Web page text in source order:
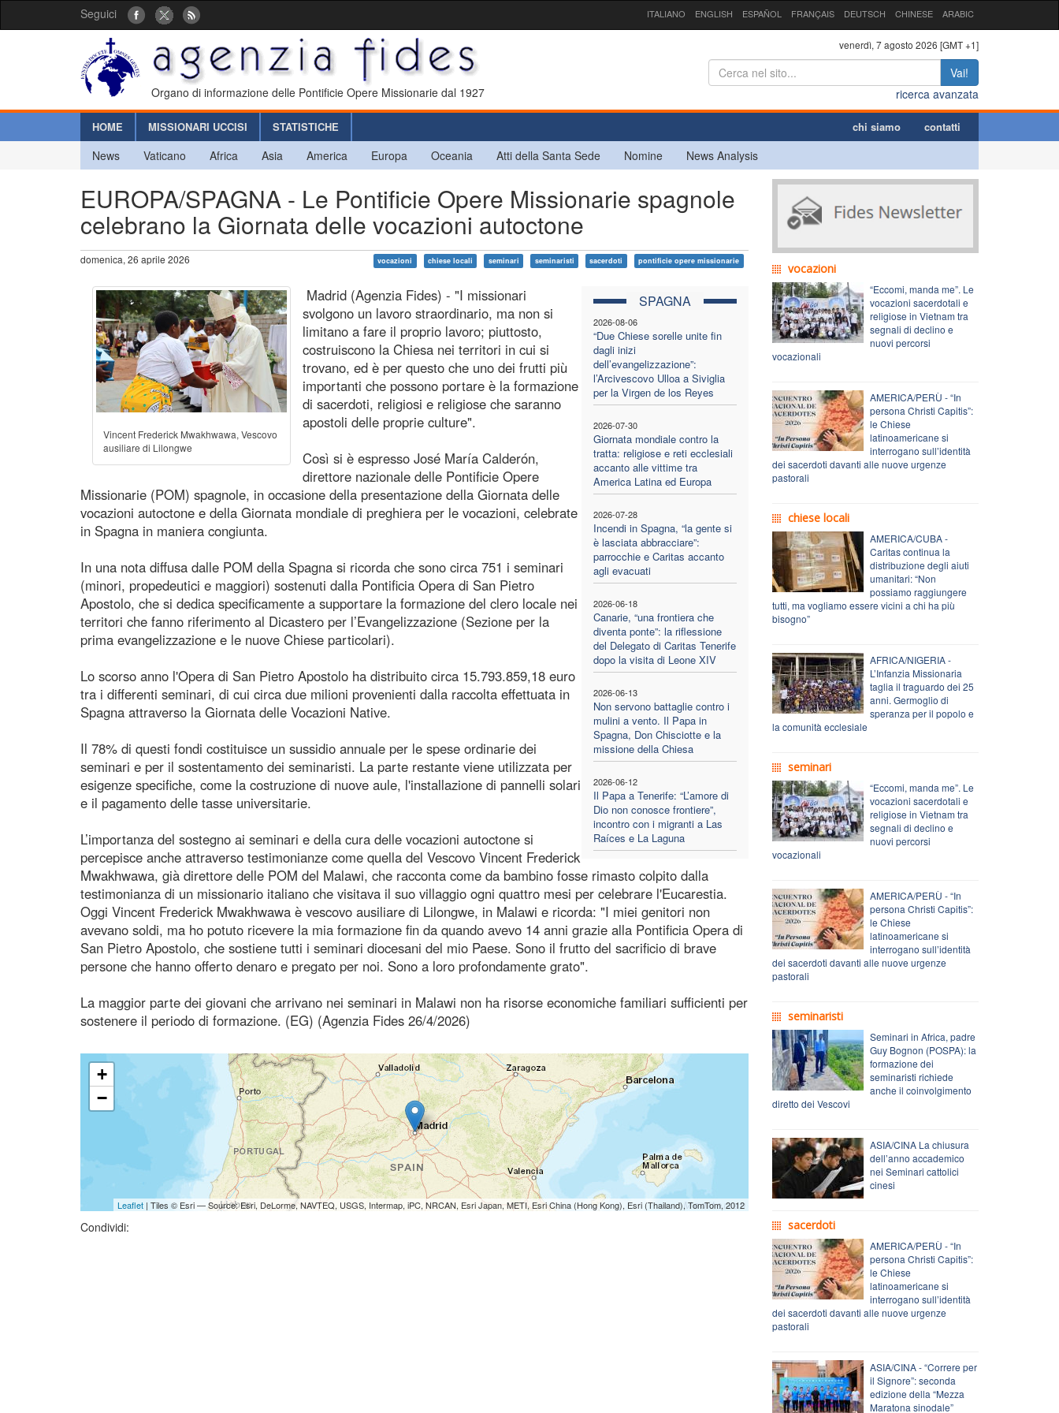
Seguici ITALIANO ENGLISH ESPAÑOL FRANÇAIS DEUTSCH CHINESE ARABIC
Organo di informazione delle Pontificie Opere Missionarie dal 1927
venerdì, 7 agosto 2026 [GMT +1]
Vai!
ricerca avanzata
HOME MISSIONARI UCCISI STATISTICHE chi siamo contatti
News Vaticano Africa Asia America Europa Oceania Atti della Santa Sede Nomine News Analysis
EUROPA/SPAGNA - Le Pontificie Opere Missionarie spagnole
celebrano la Giornata delle vocazioni autoctone
domenica, 26 aprile 2026 vocazioni chiese locali seminari seminaristi sacerdoti pontificie opere missionarie
Vincent Frederick Mwakhwawa, Vescovo
ausiliare di Lilongwe
SPAGNA
2026-08-06
“Due Chiese sorelle unite fin
dagli inizi
dell’evangelizzazione”:
l’Arcivescovo Ulloa a Siviglia
per la Virgen de los Reyes
2026-07-30
Giornata mondiale contro la
tratta: religiose e reti ecclesiali
accanto alle vittime tra
America Latina ed Europa
2026-07-28
Incendi in Spagna, “la gente si
è lasciata abbracciare”:
parrocchie e Caritas accanto
agli evacuati
2026-06-18
Canarie, “una frontiera che
diventa ponte”: la riflessione
del Delegato di Caritas Tenerife
dopo la visita di Leone XIV
2026-06-13
Non servono battaglie contro i
mulini a vento. Il Papa in
Spagna, Don Chisciotte e la
missione della Chiesa
2026-06-12
Il Papa a Tenerife: “L’amore di
Dio non conosce frontiere”,
incontro con i migranti a Las
Raíces e La Laguna
Madrid (Agenzia Fides) - "I missionari
svolgono un lavoro straordinario, ma non si
limitano a fare il proprio lavoro; piuttosto,
costruiscono la Chiesa nei territori in cui si
trovano, ed è per questo che uno dei frutti più
importanti che possono portare è la formazione
di sacerdoti, religiosi e religiose che saranno
apostoli delle proprie culture".
Così si è espresso José María Calderón,
direttore nazionale delle Pontificie Opere
Missionarie (POM) spagnole, in occasione della presentazione della Giornata delle
vocazioni autoctone e della Giornata mondiale di preghiera per le vocazioni, celebrate
in Spagna in maniera congiunta.
In una nota diffusa dalle POM della Spagna si ricorda che sono circa 751 i seminari
(minori, propedeutici e maggiori) sostenuti dalla Pontificia Opera di San Pietro
Apostolo, che si dedica specificamente a supportare la formazione del clero locale nei
territori che fanno riferimento al Dicastero per l’Evangelizzazione (Sezione per la
prima evangelizzazione e le nuove Chiese particolari).
Lo scorso anno l'Opera di San Pietro Apostolo ha distribuito circa 15.793.859,18 euro
tra i differenti seminari, di cui circa due milioni provenienti dalla raccolta effettuata in
Spagna attraverso la Giornata delle Vocazioni Native.
Il 78% di questi fondi costituisce un sussidio annuale per le spese ordinarie dei
seminari e per il sostentamento dei seminaristi. La parte restante viene utilizzata per
esigenze specifiche, come la costruzione di nuove aule, l'installazione di pannelli solari
e il pagamento delle tasse universitarie.
L’importanza del sostegno ai seminari e della cura delle vocazioni autoctone si
percepisce anche attraverso testimonianze come quella del Vescovo Vincent Frederick
Mwakhwawa, già direttore delle POM del Malawi, che racconta come da bambino fosse rimasto colpito dalla
testimonianza di un missionario italiano che visitava il suo villaggio ogni quattro mesi per celebrare l'Eucarestia.
Oggi Vincent Frederick Mwakhwawa è vescovo ausiliare di Lilongwe, in Malawi e ricorda: "I miei genitori non
avevano soldi, ma ho potuto ricevere la mia formazione fin da quando avevo 14 anni grazie alla Pontificia Opera di
San Pietro Apostolo, che sostiene tutti i seminari diocesani del mio Paese. Sono il frutto del sacrificio di brave
persone che hanno offerto denaro e pregato per noi. Sono a loro profondamente grato".
La maggior parte dei giovani che arrivano nei seminari in Malawi non ha risorse economiche familiari sufficienti per
sostenere il periodo di formazione. (EG) (Agenzia Fides 26/4/2026)
+
−
Leaflet| Tiles © Esri — Source: Esri, DeLorme, NAVTEQ, USGS, Intermap, iPC, NRCAN, Esri Japan, METI, Esri China (Hong Kong), Esri (Thailand), TomTom, 2012
Condividi:
vocazioni
“Eccomi, manda me”. Le
vocazioni sacerdotali e
religiose in Vietnam tra
segnali di declino e
nuovi percorsi
vocazionali
AMERICA/PERÙ - “In
persona Christi Capitis”:
le Chiese
latinoamericane si
interrogano sull’identità
dei sacerdoti davanti alle nuove urgenze
pastorali
chiese locali
AMERICA/CUBA -
Caritas continua la
distribuzione degli aiuti
umanitari: “Non
possiamo raggiungere
tutti, ma vogliamo essere vicini a chi ha più
bisogno”
AFRICA/NIGERIA -
L’Infanzia Missionaria
taglia il traguardo dei 25
anni. Germoglio di
speranza per il popolo e
la comunità ecclesiale
seminari
“Eccomi, manda me”. Le
vocazioni sacerdotali e
religiose in Vietnam tra
segnali di declino e
nuovi percorsi
vocazionali
AMERICA/PERÙ - “In
persona Christi Capitis”:
le Chiese
latinoamericane si
interrogano sull’identità
dei sacerdoti davanti alle nuove urgenze
pastorali
seminaristi
Seminari in Africa, padre
Guy Bognon (POSPA): la
formazione dei
seminaristi richiede
anche il coinvolgimento
diretto dei Vescovi
ASIA/CINA La chiusura
dell’anno accademico
nei Seminari cattolici
cinesi
sacerdoti
AMERICA/PERÙ - “In
persona Christi Capitis”:
le Chiese
latinoamericane si
interrogano sull’identità
dei sacerdoti davanti alle nuove urgenze
pastorali
ASIA/CINA - “Correre per
il Signore”: seconda
edizione della “Mezza
Maratona sinodale”